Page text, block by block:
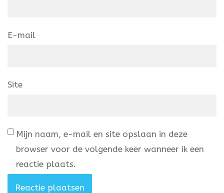
E-mail
Site
Mijn naam, e-mail en site opslaan in deze
browser voor de volgende keer wanneer ik een
reactie plaats.